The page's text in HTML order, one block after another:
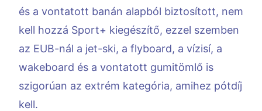
és a vontatott banán alapból biztosított, nem
kell hozzá Sport+ kiegészítő, ezzel szemben
az EUB-nál a jet-ski, a flyboard, a vízisí, a
wakeboard és a vontatott gumitömlő is
szigorúan az extrém kategória, amihez pótdíj
kell.